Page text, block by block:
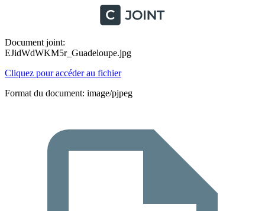
Document joint:
EJidWdWKM5r_Guadeloupe.jpg
Cliquez pour accéder au fichier
Format du document: image/pjpeg